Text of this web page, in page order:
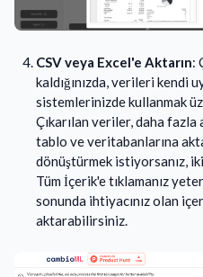
CSV veya Excel'e Aktarın:
kaldığınızda, verileri kendi
sistemlerinizde kullanmak
Çıkarılan veriler, daha
tablo ve veritabanlarına
dönüştürmek istiyorsanız,
Tüm İçerik'e tıklamanız
sonunda ihtiyacınız olan
aktarabilirsiniz.